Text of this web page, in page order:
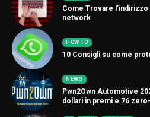
Come Trovare
network
HOW TO
10 Consigli su come
NEWS
Pwn2Own Automotive
dollari in premi e 76